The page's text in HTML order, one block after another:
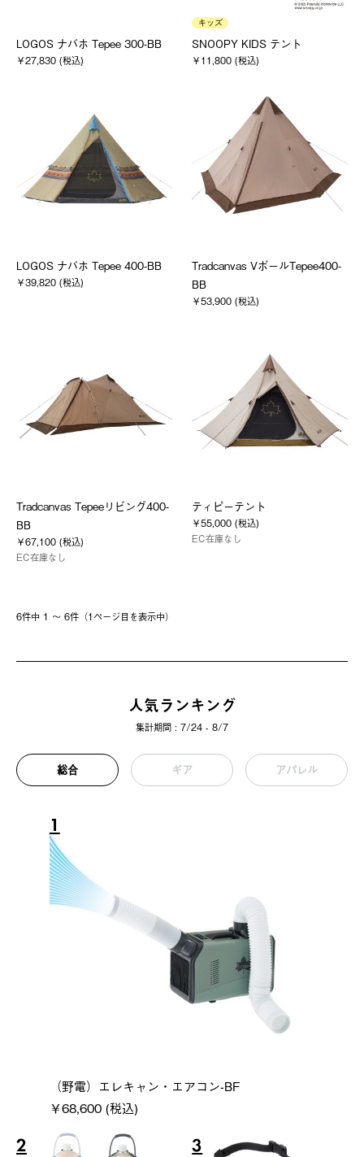
LOGOS ナバホ Tepee 300-BB
￥27,830 (税込)
キッズ
SNOOPY KIDS テント
￥11,800 (税込)
LOGOS ナバホ Tepee 400-BB
￥39,820 (税込)
Tradcanvas VポールTepee400-
BB
￥53,900 (税込)
Tradcanvas Tepeeリビング400-
BB
￥67,100 (税込)
EC在庫なし
ティピーテント
￥55,000 (税込)
EC在庫なし
6件中 1 〜 6件（1ページ⽬を表⽰中）
人気ランキング
集計期間 : 7/24 - 8/7
総合 ギア アパレル
1
（野電）エレキャン・エアコン-BF
￥68,600 (税込)
2 3